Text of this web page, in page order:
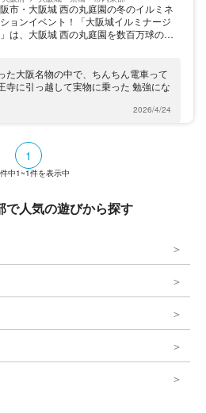
市・大阪城 西の丸庭園の冬のイルミネ
ョンイベント！「大阪城イルミナージ
」は、大阪城 西の丸庭園を数百万球のラ
や絵巻物など、情緒あふれる和のイルミ
ションをお楽しみいただけます。また、
スポットも多数登場する予定です。日本の
た大阪名物の中で、ちんちん電車って
寺に引っ越して実物に乗った 勉強にな
2026/4/24
1
件中1~1件を表示中
で人気の遊びから探す